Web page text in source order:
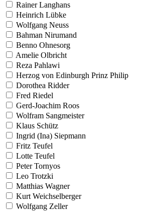
Rainer Langhans
Heinrich Lübke
Wolfgang Neuss
Bahman Nirumand
Benno Ohnesorg
Amelie Olbricht
Reza Pahlawi
Herzog von Edinburgh Prinz Philip
Dorothea Ridder
Fred Riedel
Gerd-Joachim Roos
Wolfram Sangmeister
Klaus Schütz
Ingrid (Ina) Siepmann
Fritz Teufel
Lotte Teufel
Peter Tornyos
Leo Trotzki
Matthias Wagner
Kurt Weichselberger
Wolfgang Zeller